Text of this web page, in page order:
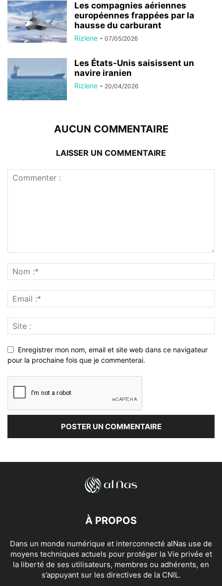
Les compagnies aériennes
européennes frappées par la
hausse du carburant
Rizlene - 07/05/2026
Les États-Unis saisissent un
navire iranien
Rizlene - 20/04/2026
AUCUN COMMENTAIRE
LAISSER UN COMMENTAIRE
Enregistrer mon nom, email et site web dans ce navigateur
pour la prochaine fois que je commenterai.
À PROPOS
Dans un monde numérique et interconnecté alNas use de
moyens techniques actuels pour protéger la Vie privée et
la liberté de ses utilisateurs, membres ou adhérents, en
s’appuyant sur les directives de la CNIL.